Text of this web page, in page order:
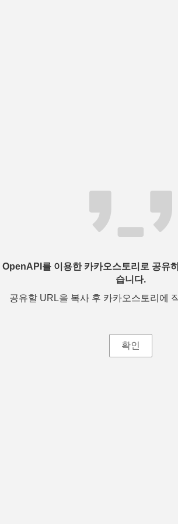
OpenAPI를 이용한 카카오스토리로 공유
습니다.
공유할 URL을 복사 후 카카오스토리에
확인